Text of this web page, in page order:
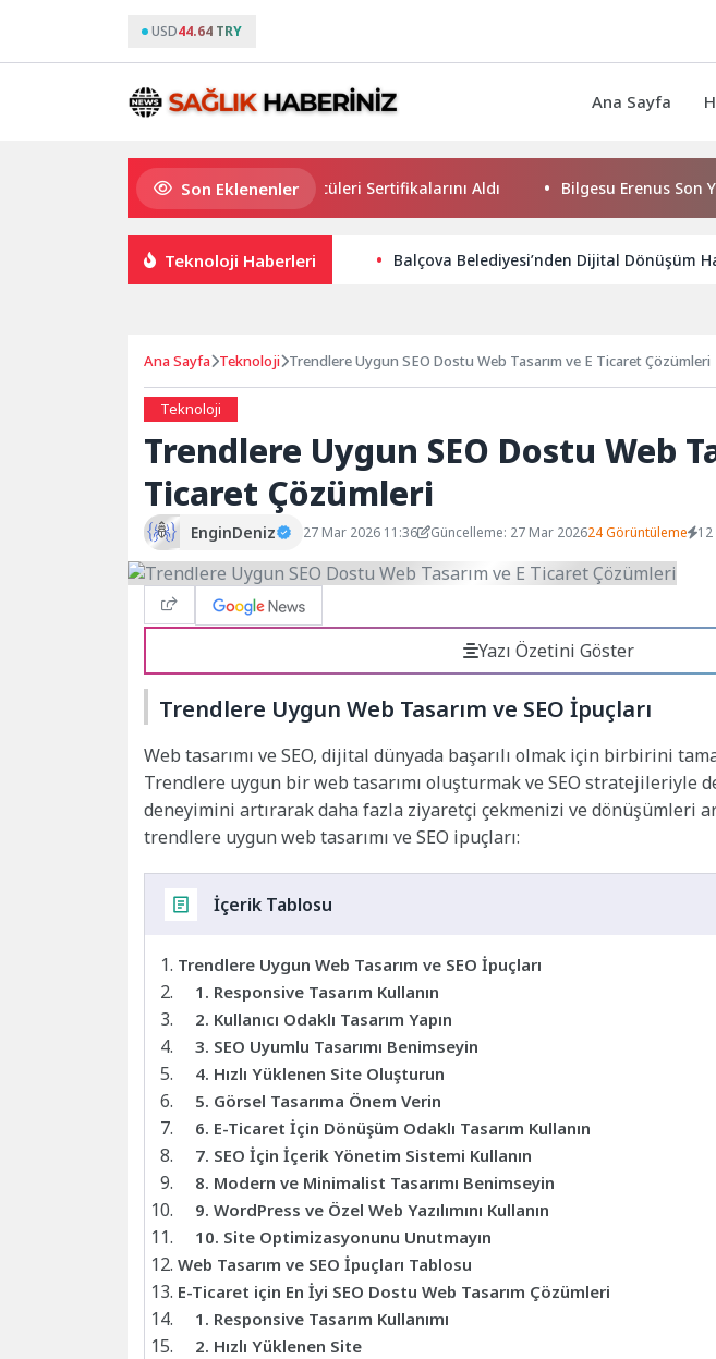
USD44.64 TRY
Ana Sayfa
Son Eklenenler
Osmangazi’de Geleceğin Yüzücüleri Sertifikalarını Aldı Bilgesu Erenus Son
Teknoloji Haberleri Balçova Belediyesi’nden Dijital Dönüşüm
Ana Sayfa Teknoloji Trendlere Uygun SEO Dostu Web Tasarım ve E Ticaret Çözümleri
Teknoloji
Trendlere Uygun SEO Dostu Web
Ticaret Çözümleri
EnginDeniz 27 Mar 2026 11:36 Güncelleme: 27 Mar 202624 Görüntüleme 12
Yazı Özetini Göster
Trendlere Uygun Web Tasarım ve SEO İpuçları
Web tasarımı ve SEO, dijital dünyada başarılı olmak için birbirini
Trendlere uygun bir web tasarımı oluşturmak ve SEO stratejileriyle
deneyimini artırarak daha fazla ziyaretçi çekmenizi ve dönüşümleri
trendlere uygun web tasarımı ve SEO ipuçları:
İçerik Tablosu
Trendlere Uygun Web Tasarım ve SEO İpuçları
1. Responsive Tasarım Kullanın
2. Kullanıcı Odaklı Tasarım Yapın
3. SEO Uyumlu Tasarımı Benimseyin
4. Hızlı Yüklenen Site Oluşturun
5. Görsel Tasarıma Önem Verin
6. E-Ticaret İçin Dönüşüm Odaklı Tasarım Kullanın
7. SEO İçin İçerik Yönetim Sistemi Kullanın
8. Modern ve Minimalist Tasarımı Benimseyin
9. WordPress ve Özel Web Yazılımını Kullanın
10. Site Optimizasyonunu Unutmayın
Web Tasarım ve SEO İpuçları Tablosu
E-Ticaret için En İyi SEO Dostu Web Tasarım Çözümleri
1. Responsive Tasarım Kullanımı
2. Hızlı Yüklenen Site